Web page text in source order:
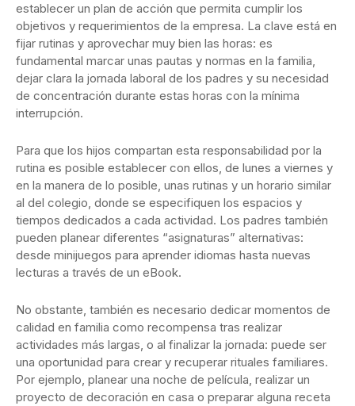
establecer un plan de acción que permita cumplir los
objetivos y requerimientos de la empresa. La clave está en
fijar rutinas y aprovechar muy bien las horas: es
fundamental marcar unas pautas y normas en la familia,
dejar clara la jornada laboral de los padres y su necesidad
de concentración durante estas horas con la mínima
interrupción.
Para que los hijos compartan esta responsabilidad por la
rutina es posible establecer con ellos, de lunes a viernes y
en la manera de lo posible, unas rutinas y un horario similar
al del colegio, donde se especifiquen los espacios y
tiempos dedicados a cada actividad. Los padres también
pueden planear diferentes “asignaturas” alternativas:
desde minijuegos para aprender idiomas hasta nuevas
lecturas a través de un eBook.
No obstante, también es necesario dedicar momentos de
calidad en familia como recompensa tras realizar
actividades más largas, o al finalizar la jornada: puede ser
una oportunidad para crear y recuperar rituales familiares.
Por ejemplo, planear una noche de película, realizar un
proyecto de decoración en casa o preparar alguna receta